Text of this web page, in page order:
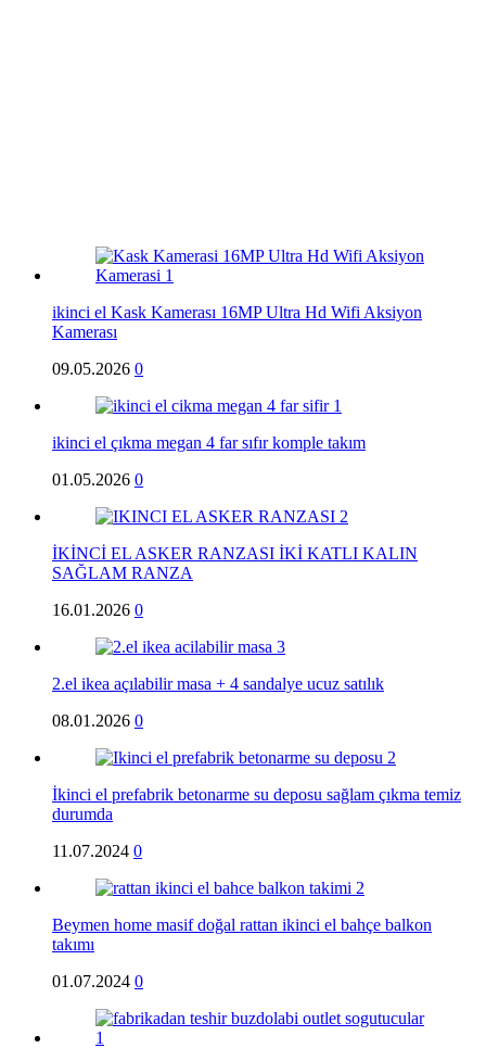
ikinci el Kask Kamerası 16MP Ultra Hd Wifi Aksiyon
Kamerası
09.05.2026 0
ikinci el çıkma megan 4 far sıfır komple takım
01.05.2026 0
İKİNCİ EL ASKER RANZASI İKİ KATLI KALIN
SAĞLAM RANZA
16.01.2026 0
2.el ikea açılabilir masa + 4 sandalye ucuz satılık
08.01.2026 0
İkinci el prefabrik betonarme su deposu sağlam çıkma temiz
durumda
11.07.2024 0
Beymen home masif doğal rattan ikinci el bahçe balkon
takımı
01.07.2024 0